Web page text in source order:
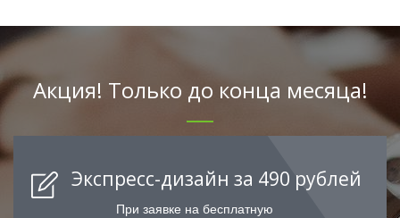
Акция! Только до конца месяца!
Экспресс-дизайн за 490 рублей
При заявке на бесплатную